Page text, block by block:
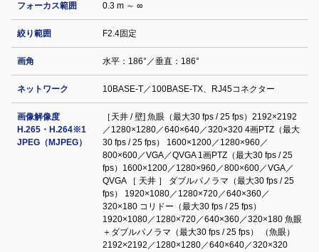
フォーカス範囲 0.3 m ～ ∞
絞り範囲 F2.4固定
画角 水平：186°／垂直：186°
ネットワーク 10BASE-T／100BASE-TX、RJ45コネクター
画像解像度
H.265・H.264※1
JPEG（MJPEG）
［天井 / 壁] 魚眼（最大30 fps / 25 fps）2192×2192
／1280×1280／640×640／320×320 4画PTZ（最大
30 fps / 25 fps） 1600×1200／1280×960／
800×600／VGA／QVGA 1画PTZ（最大30 fps / 25
fps）1600×1200／1280×960／800×600／VGA／
QVGA ［ 天井 ］ ダブルパノラマ（最大30 fps / 25
fps） 1920×1080／1280×720／640×360／
320×180 コリドー（最大30 fps / 25 fps）
1920×1080／1280×720／640×360／320×180 魚眼
＋ダブルパノラマ（最大30 fps / 25 fps） （魚眼）
2192×2192／1280×1280／640×640／320×320